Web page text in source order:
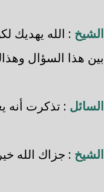
الشيخ : الله يهديك
بين هذا السؤال
السائل : تذكرت أنه
الشيخ : جزاك الله